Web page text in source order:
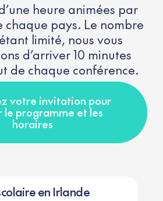
heure animées par
chaque pays. Le nombre
limité, nous vous
d’arriver 10 minutes
de chaque conférence.
votre invitation pour
le programme et les
horaires
en Irlande